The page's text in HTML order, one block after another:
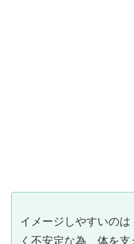
イメージしやすいの
く不安定な為、体を